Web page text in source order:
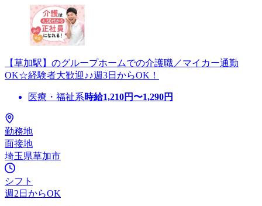
【草加駅】のグループホームでの介護職／マイカー通勤
OK☆経験者大歓迎♪♪週3日からOK！
医療・福祉系時給1,210円〜1,290円
勤務地
面接地
埼玉県草加市
シフト
週2日からOK